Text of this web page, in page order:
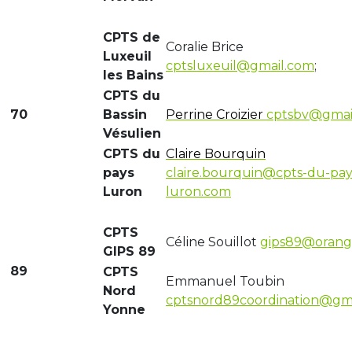
70
CPTS de
Luxeuil
les Bains
Coralie Brice
cptsluxeuil@gmail.com;
CPTS du
Bassin
Vésulien
Perrine Croizier
CPTS du
pays
Luron
Claire Bourquin
claire.bourquin@cpts-du-
luron.com
89
CPTS
GIPS 89
Céline Souillot
CPTS
Nord
Yonne
Emmanuel Toubin